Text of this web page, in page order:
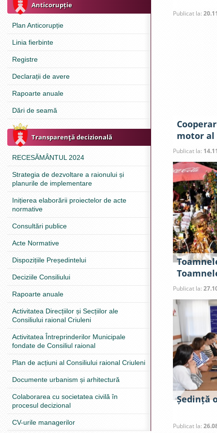
Anticorupție
Plan Anticorupție
Linia fierbinte
Registre
Declarații de avere
Rapoarte anuale
Dări de seamă
Transparenţă decizională
RECESĂMÂNTUL 2024
Strategia de dezvoltare a raionului și
planurile de implementare
Inițierea elaborării proiectelor de acte
normative
Consultări publice
Acte Normative
Dispozițiile Președintelui
Deciziile Consiliului
Rapoarte anuale
Activitatea Direcțiilor și Secțiilor ale
Consiliului raional Criuleni
Activitatea Întreprinderilor Municipale
fondate de Consiliul raional
Plan de acțiuni al Consiliului raional Criuleni
Documente urbanism și arhitectură
Colaborarea cu societatea civilă în
procesul decizional
CV-urile managerilor
Publicat la:
motor al
Publicat la:
Publicat la:
Ședință
Publicat la: